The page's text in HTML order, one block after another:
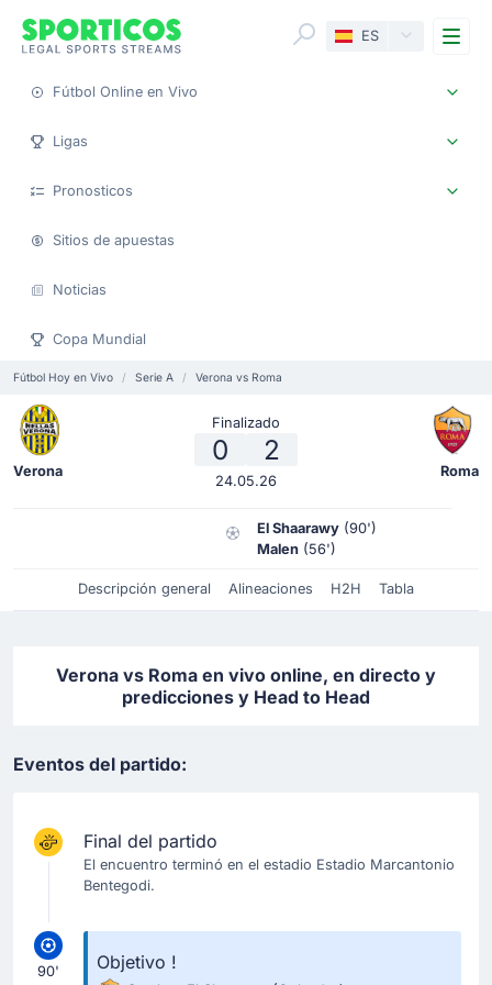
ES
Fútbol Online en Vivo
Ligas
Pronosticos
Sitios de apuestas
Noticias
Copa Mundial
Fútbol Hoy en Vivo Serie A Verona vs Roma
Verona
Finalizado
0 2
24.05.26
Roma
El Shaarawy (90')
Malen (56')
Descripción general Alineaciones H2H Tabla
Verona vs Roma en vivo online, en directo y
predicciones y Head to Head
Eventos del partido:
Final del partido
El encuentro terminó en el estadio Estadio Marcantonio
Bentegodi.
90' Objetivo !